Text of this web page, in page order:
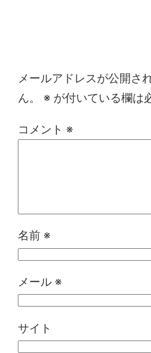
メールアドレスが公開さ
ん。
※ が付いている欄は
コメント ※
名前 ※
メール ※
サイト